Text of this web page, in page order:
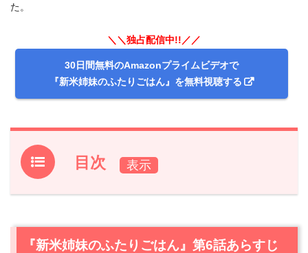
た。
＼＼独占配信中!!／／
30日間無料のAmazonプライムビデオで
『新米姉妹のふたりごはん』を無料視聴する
目次
1.『新米姉妹のふたりごはん』第6話あらすじ
2.1幸せすぎる…新米姉妹の休日おやつは“クレームブリュ
『新米姉妹のふたりごはん』第6話あらすじ